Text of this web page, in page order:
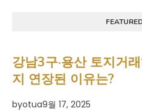
강남3구·용산 토지거
지 연장된 이유는?
byotua9월 17, 2025